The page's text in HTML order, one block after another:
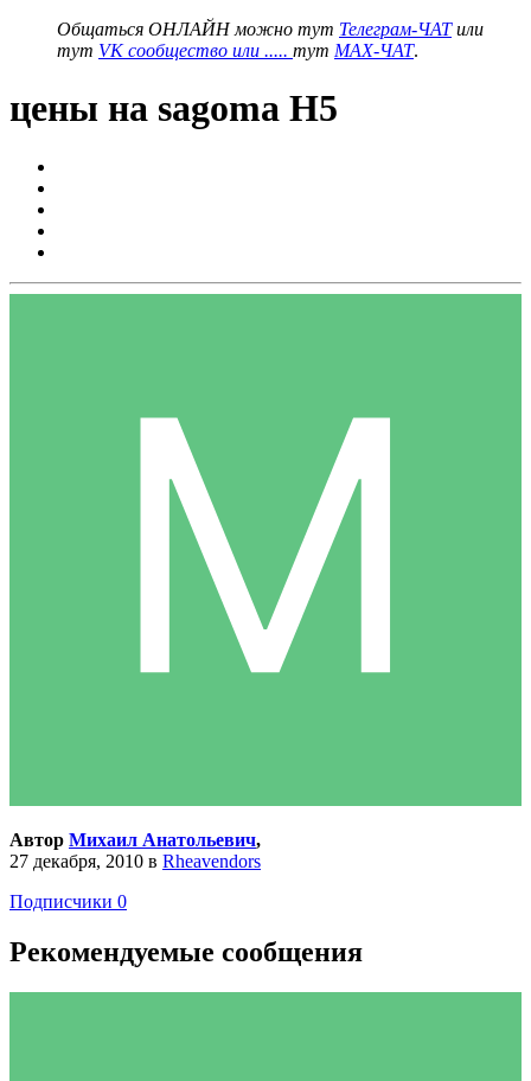
Общаться ОНЛАЙН можно тут Телеграм-ЧАТили
тут VK сообщество или ..... тут MAX-ЧАТ.
цены на sagoma H5
Автор Михаил Анатольевич,
27 декабря, 2010 в Rheavendors
Подписчики 0
Рекомендуемые сообщения